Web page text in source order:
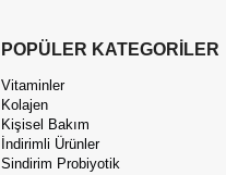
POPÜLER KATEGORİLER
Vitaminler
Kolajen
Kişisel Bakım
İndirimli Ürünler
Sindirim Probiyotik